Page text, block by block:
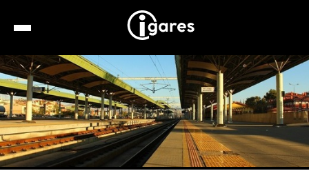
Recherche
Location de voiture
Hôtels
Taxis